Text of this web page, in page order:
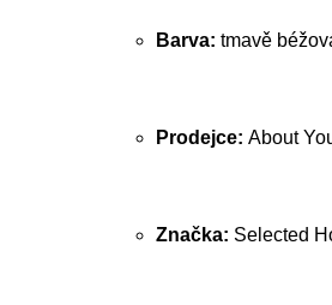
Barva: tmavě
Prodejce: About
Značka: Selected